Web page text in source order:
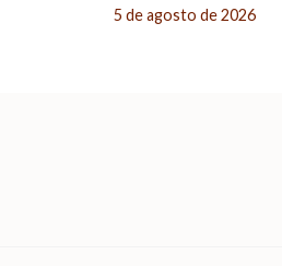
5 de agosto de 2026